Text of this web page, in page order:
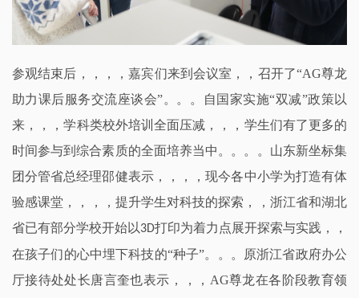
参观结束后，，，，嘉宾们来到会议室，，召开了“AG尊龙
助力课后服务交流座谈会”。。。自国家实施“双减”政策以
来，，，学科类校外培训全面压减，，，学生们有了更多的
时间参与到综合素质的全面培养当中。。。。山东新坐标集
团分管省总经理邵健表示，，，，现今各中小学为打造有体
验感课堂，，，，提升学生对科技的探索，，浙江省和湖北
省已有部分学校开始以3D打印为着力点展开探索与实践，，
在孩子们的心中埋下科技的“种子”。。。原浙江省政府办公
厅接待处处长唐言奎也表示，，，AG尊龙在各阶段教育领